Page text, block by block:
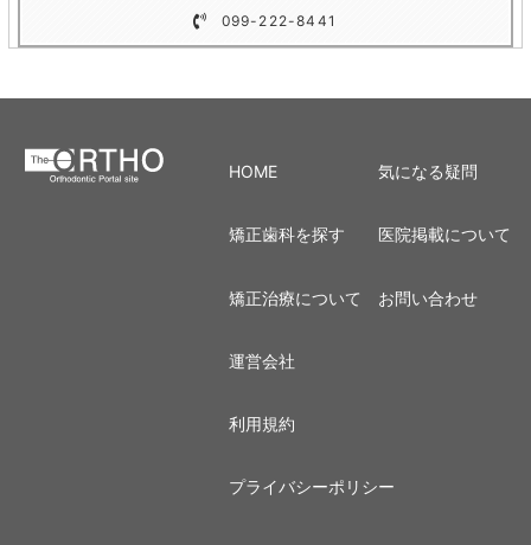
099-222-8441
HOME
矯正歯科を探す
矯正治療について
気になる疑問
医院掲載について
お問い合わせ
運営会社
利用規約
プライバシーポリシー